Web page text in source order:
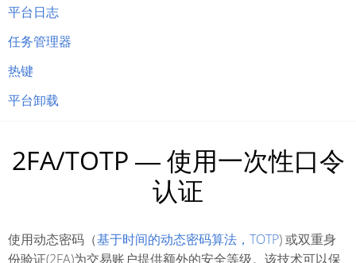
平台日志
任务管理器
热键
平台卸载
2FA/TOTP ― 使用一次性口令
认证
使用动态密码（基于时间的动态密码算法，TOTP) 或双重身
份验证(2FA)为交易账户提供额外的安全等级。该技术可以保